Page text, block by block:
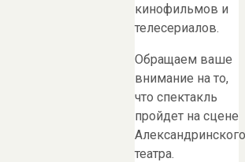
кинофильмов и
телесериалов.
Обращаем ваше
внимание на то,
что спектакль
пройдет на сцене
Александринского
театра.